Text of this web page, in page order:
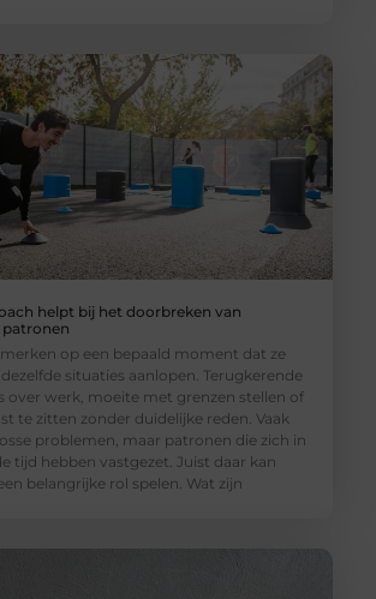
helpt bij het doorbreken van
merken op een bepaald moment dat ze
situaties aanlopen. Terugkerende
over werk, moeite met grenzen stellen of
te zitten zonder duidelijke reden. Vaak
problemen, maar patronen die zich in
tijd hebben vastgezet. Juist daar kan
belangrijke rol spelen. Wat zijn